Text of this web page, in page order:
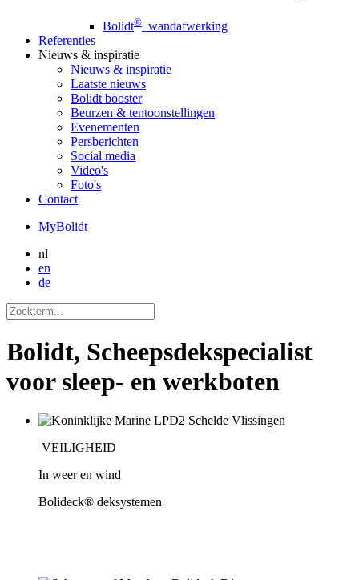
Bolidt® wandafwerking
Referenties
Nieuws & inspiratie
Nieuws & inspiratie
Laatste nieuws
Bolidt booster
Beurzen & tentoonstellingen
Evenementen
Persberichten
Social media
Video's
Foto's
Contact
MyBolidt
nl
en
de
Bolidt, Scheepsdekspecialist
voor sleep- en werkboten
VEILIGHEID
In weer en wind
Bolideck® deksystemen